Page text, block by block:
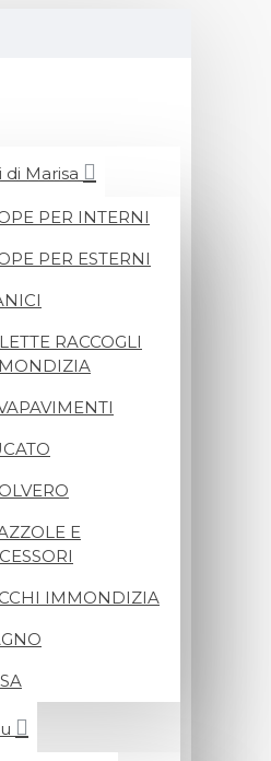
Marisa
PER INTERNI
PER ESTERNI
RACCOGLI
E
IMMONDIZIA